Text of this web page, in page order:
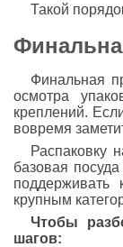
Такой
Финальная
осмотра
креплений.
вовремя
Распаковку
базовая
крупным
Чтобы
шагов: